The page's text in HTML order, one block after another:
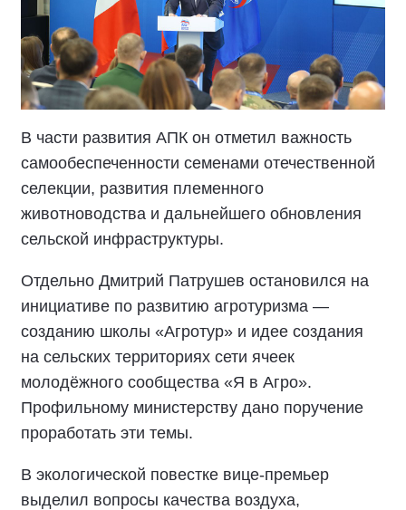
В части развития АПК он отметил важность
самообеспеченности семенами отечественной
селекции, развития племенного
животноводства и дальнейшего обновления
сельской инфраструктуры.
Отдельно Дмитрий Патрушев остановился на
инициативе по развитию агротуризма —
созданию школы «Агротур» и идее создания
на сельских территориях сети ячеек
молодёжного сообщества «Я в Агро».
Профильному министерству дано поручение
проработать эти темы.
В экологической повестке вице-премьер
выделил вопросы качества воздуха,